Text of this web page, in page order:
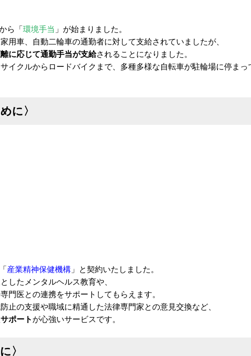
ら「 環境手当 」が始まりました。
用車、自動二輪車の通勤者に対して支給されていましたが、
に応じて通勤手当が支給されることになりました。
イクルからロードバイクまで、多種多様な自転車が駐輪場に停まっ
に〉
産業精神保健機構 」と契約いたしました。
したメンタルヘルス教育や、
門医との連携をサポートしてもらえます。
止の支援や職域に精通した法律専門家との意見交換など、
ポート が心強いサービスです。
〉